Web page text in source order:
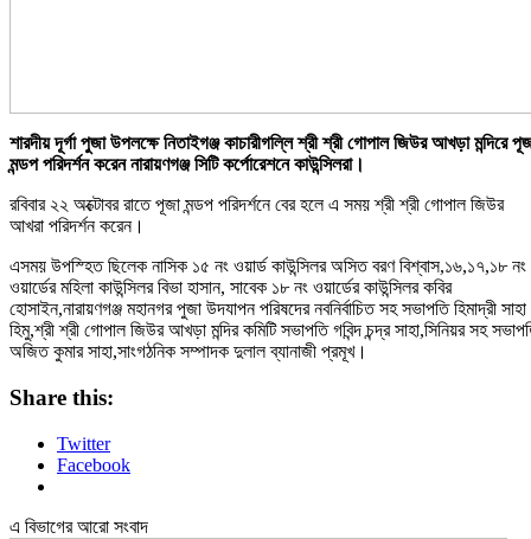
শারদীয় দূর্গা পুজা উপলক্ষে নিতাইগঞ্জ কাচারীগল্লি শ্রী শ্রী গোপাল জিউর আখড়া মন্দিরে
মন্ডপ পরিদর্শন করেন নারায়ণগঞ্জ সিটি কর্পোরেশনে কাউন্সিলরা।
রবিবার ২২ অক্টোবর রাতে পূজা মন্ডপ পরিদর্শনে বের হলে এ সময় শ্রী শ্রী গোপাল জিউর
আখরা পরিদর্শন করেন।
এসময় উপস্হিত ছিলেক নাসিক ১৫ নং ওয়ার্ড কাউন্সিলর অসিত বরণ বিশ্বাস,১৬,১৭,১৮ নং
ওয়ার্ডের মহিলা কাউন্সিলর বিভা হাসান, সাবেক ১৮ নং ওয়ার্ডের কাউন্সিলর কবির
হোসাইন,নারায়ণগঞ্জ মহানগর পুজা উদযাপন পরিষদের নবনির্বাচিত সহ সভাপতি হিমাদ্রী সাহা
হিমু,শ্রী শ্রী গোপাল জিউর আখড়া মন্দির কমিটি সভাপতি গবিন্দ চন্দ্র সাহা,সিনিয়র সহ
অজিত কুমার সাহা,সাংগঠনিক সম্পাদক দুলাল ব্যানাজী প্রমূখ।
Share this:
Twitter
Facebook
এ বিভাগের আরো সংবাদ